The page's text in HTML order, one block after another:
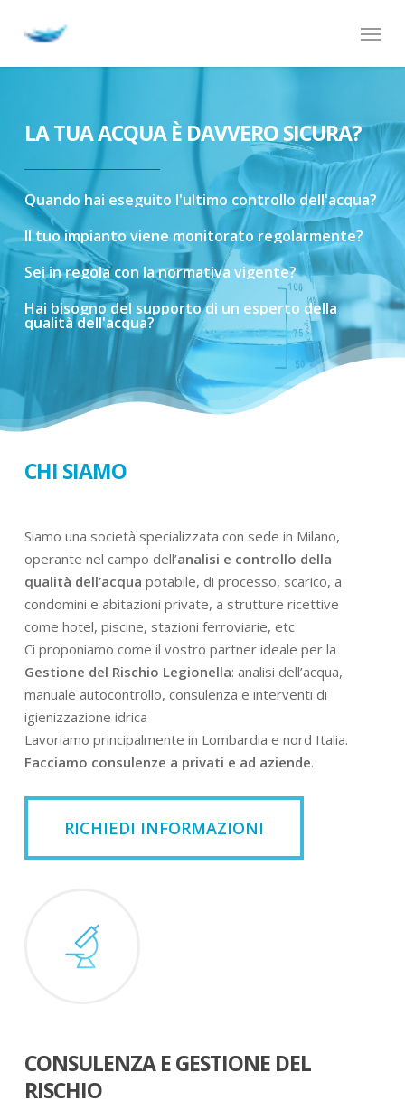
Menu
LA TUA ACQUA È DAVVERO SICURA?
Quando hai eseguito l'ultimo controllo dell'acqua?
Il tuoimpianto viene monitorato regolarmente?
Seiinregola con lanormativa vigente?
Hai bisognodel supportodi un esperto della
qualitàdell'acqua?
CHI SIAMO
Siamo una società specializzata con sede in Milano,
operante nel campo dell’analisi e controllo della
qualità dell’acqua potabile, di processo, scarico, a
condomini e abitazioni private, a strutture ricettive
come hotel, piscine, stazioni ferroviarie, etc
Ci proponiamo come il vostro partner ideale per la
Gestione del Rischio Legionella: analisi dell’acqua,
manuale autocontrollo, consulenza e interventi di
igienizzazione idrica
Lavoriamo principalmente in Lombardia e nord Italia.
Facciamo consulenze a privati e ad aziende.
RICHIEDI INFORMAZIONI
CONSULENZA E GESTIONE DEL
RISCHIO